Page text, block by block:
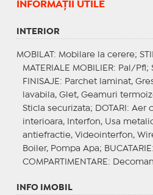
INFORMAŢII UTILE
INTERIOR
MOBILAT : Mobilare la cerere;
MATERIALE MOBILIER: Pal/Pfl;
FINISAJE : Parchet laminat,
lavabila, Glet, Geamuri
Sticla securizata;
DOTARI : Aer
interioara, Interfon, Usa
antiefractie, Videointerfon,
Boiler, Pompa Apa; BUCATARIE
COMPARTIMENTARE :
INFO IMOBIL